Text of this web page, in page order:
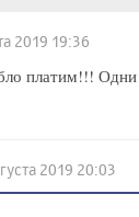
2019 19:36
платим!!! Одни
2019 20:03